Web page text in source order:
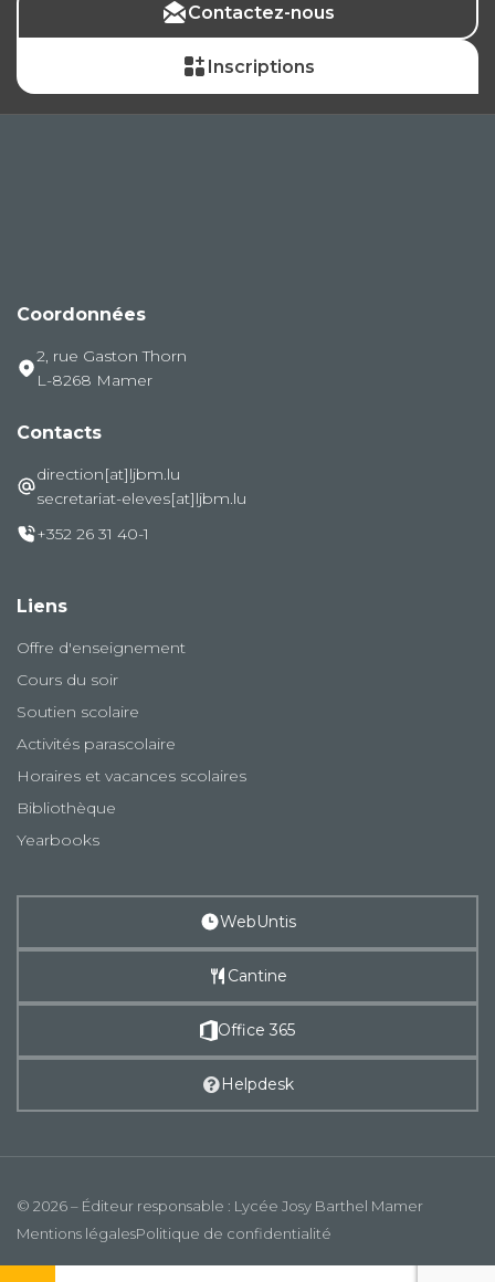
Contactez-nous
Inscriptions
Coordonnées
2, rue Gaston Thorn
L-8268 Mamer
Contacts
direction[at]ljbm.lu
secretariat-eleves[at]ljbm.lu
+352 26 31 40-1
Liens
Offre d'enseignement
Cours du soir
Soutien scolaire
Activités parascolaire
Horaires et vacances scolaires
Bibliothèque
Yearbooks
WebUntis
Cantine
Office 365
Helpdesk
© 2026 – Éditeur responsable : Lycée Josy Barthel Mamer
Mentions légalesPolitique de confidentialité